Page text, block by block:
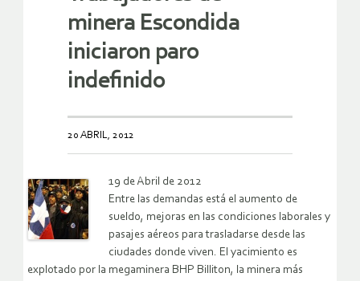
minera Escondida
iniciaron paro
indefinido
20 ABRIL, 2012
19 de Abril de 2012
Entre las demandas está el aumento de
sueldo, mejoras en las condiciones laborales y
pasajes aéreos para trasladarse desde las
ciudades donde viven. El yacimiento es
explotado por la megaminera BHP Billiton, la minera más